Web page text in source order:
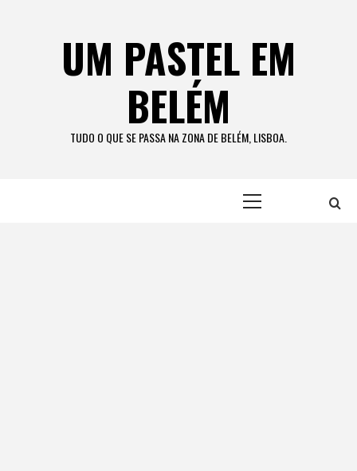
UM PASTEL EM
BELÉM
TUDO O QUE SE PASSA NA ZONA DE BELÉM, LISBOA.